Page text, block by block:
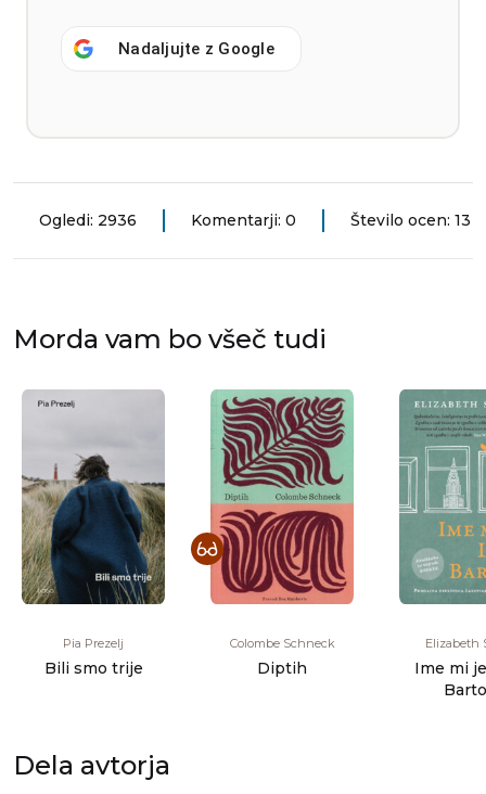
Nadaljujte z Google
Ogledi: 2936 Komentarji: 0 Število ocen: 13
Morda vam bo všeč tudi
Pia Prezelj
Bili smo trije
Colombe Schneck
Diptih
Elizabeth
Ime mi
Dela avtorja